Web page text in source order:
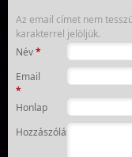
Az email címet nem
karakterrel jelöljük.
Név*
Email
*
Honlap
Hozzászólás